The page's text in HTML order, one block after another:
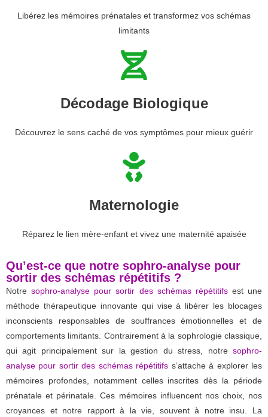
Libérez les mémoires prénatales et transformez vos schémas
limitants
Décodage Biologique
Découvrez le sens caché de vos symptômes pour mieux guérir
Maternologie
Réparez le lien mère-enfant et vivez une maternité apaisée
Qu’est-ce que notre sophro-analyse pour
sortir des schémas répétitifs ?
Notresophro-analyse pour sortir des schémas répétitifsest une
méthode thérapeutique innovante qui vise à libérer les blocages
inconscients responsables de souffrances émotionnelles et de
comportements limitants. Contrairement à la sophrologie classique,
qui agit principalement sur la gestion du stress, notre sophro-
analyse pour sortir des schémas répétitifs s’attache à explorer les
mémoires profondes, notamment celles inscrites dès la période
prénatale et périnatale. Ces mémoires influencent nos choix, nos
croyances et notre rapport à la vie, souvent à notre insu. La